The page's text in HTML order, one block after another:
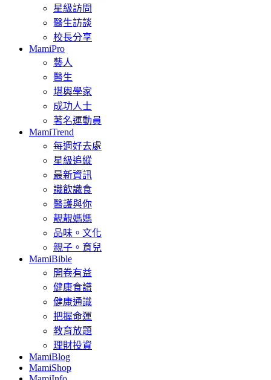
星級訪問
醫生訪談
校長分享
MamiPro
藝人
醫生
堪輿學家
成功人士
著名運動員
MamiTrend
每週好去處
星級追縱
最新資訊
識飲識食
醫護與你
靚靚媽媽
品味。文化
親子。育兒
MamiBible
開卷有益
健康食譜
健康通識
把握命運
教育放題
理財投資
MamiBlog
MamiShop